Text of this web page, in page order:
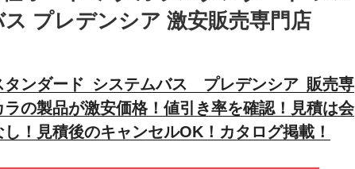
ス プレデンシア 激安販売専門店
タンダード システムバス プレデンシア 販売専
の製品が激安価格！値引き率を確認！見積は会
し！見積後のキャンセルOK！カタログ掲載！